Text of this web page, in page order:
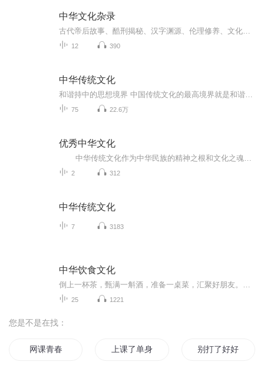
中华文化杂录
12 390
中华传统文化
75 22.6万
优秀中华文化
2 312
中华传统文化
7 3183
中华饮食文化
25 1221
您是不是在找：
网课青春 上课了单身狗 别打了好好听课